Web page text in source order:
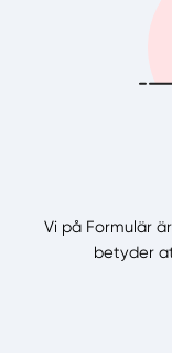
Vi på Formulär
betyder